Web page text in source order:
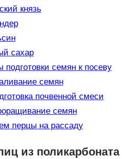
князь
сахар
семян к посеву
семян
почвенной смеси
семян
перцы на рассаду
из поликарбоната